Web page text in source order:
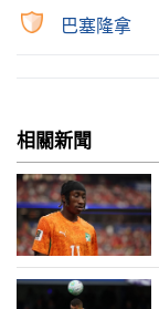
巴塞隆拿
相關新聞